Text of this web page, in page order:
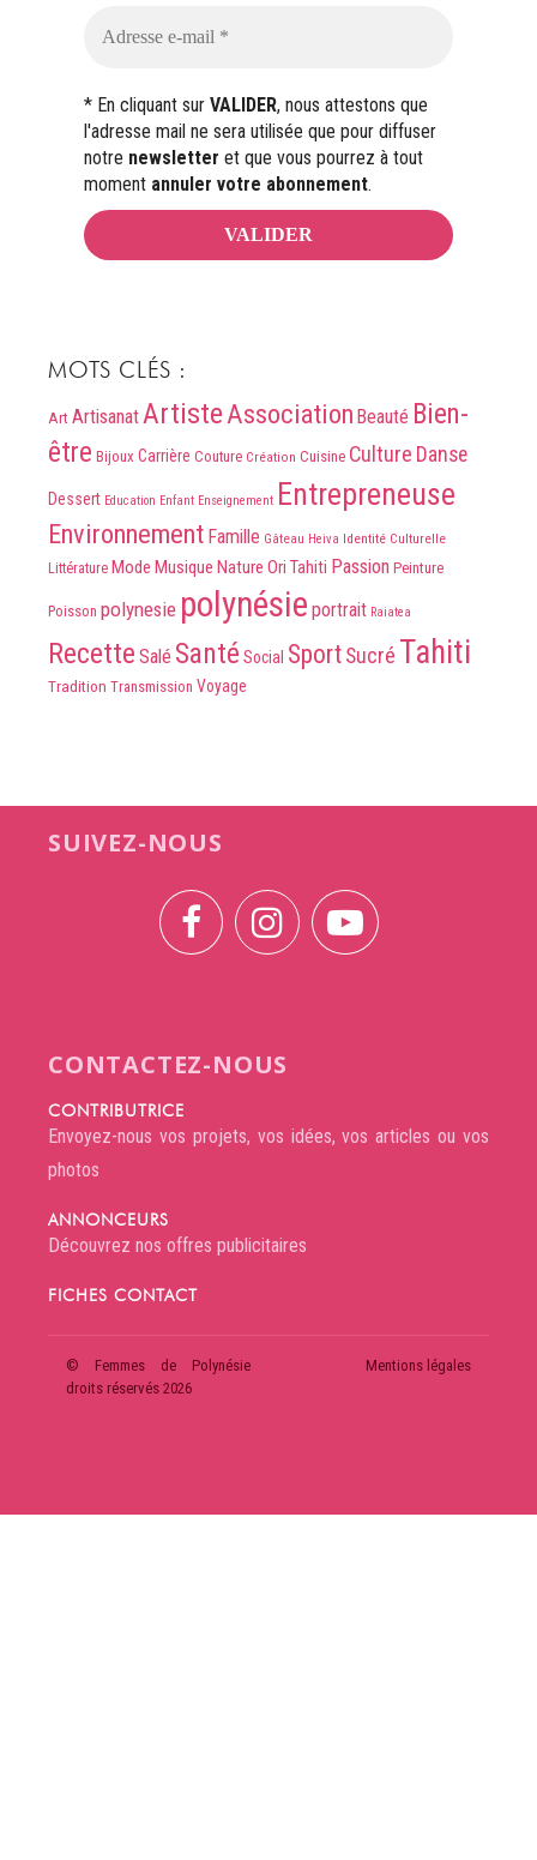
* En cliquant sur VALIDER, nous attestons que
l'adresse mail ne sera utilisée que pour diffuser
notre newsletter et que vous pourrez à tout
moment annuler votre abonnement.
MOTS CLÉS :
Art ArtisanatArtisteAssociation Beauté Bien-
être Bijoux Carrière Couture Création Cuisine Culture Danse
Dessert Education Enfant Enseignement Entrepreneuse
Environnement Famille Gâteau Heiva Identité Culturelle
Littérature Mode Musique Nature Ori Tahiti Passion Peinture
Poisson polynesie polynésie portrait Raiatea
Recette Salé Santé Social SportSucré Tahiti
Tradition Transmission Voyage
SUIVEZ-NOUS
CONTACTEZ-NOUS
CONTRIBUTRICE
Envoyez-nous vos projets, vos idées, vos articles ou vos
photos
ANNONCEURS
Découvrez nos offres publicitaires
FICHES CONTACT
© Femmes de Polynésie
droits réservés 2026
Mentions légales